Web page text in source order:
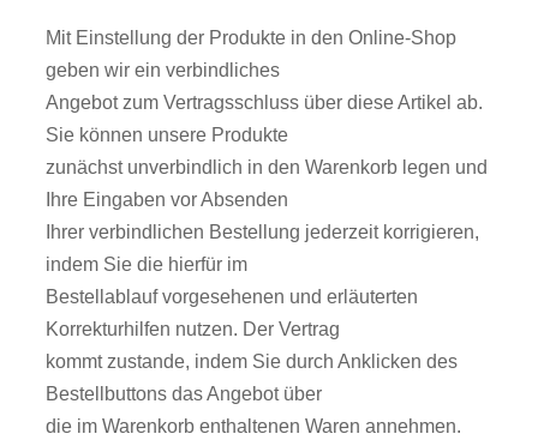
Mit Einstellung der Produkte in den Online-Shop
geben wir ein verbindliches
Angebot zum Vertragsschluss über diese Artikel ab.
Sie können unsere Produkte
zunächst unverbindlich in den Warenkorb legen und
Ihre Eingaben vor Absenden
Ihrer verbindlichen Bestellung jederzeit korrigieren,
indem Sie die hierfür im
Bestellablauf vorgesehenen und erläuterten
Korrekturhilfen nutzen. Der Vertrag
kommt zustande, indem Sie durch Anklicken des
Bestellbuttons das Angebot über
die im Warenkorb enthaltenen Waren annehmen.